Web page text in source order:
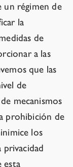
un régimen de
la
de
a las
que las
de
mecanismos
prohibición de
los
privacidad
esta